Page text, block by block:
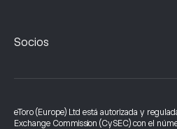
Socios
eToro (Europe) Ltd está autorizada y
Exchange Commission (CySEC) con el